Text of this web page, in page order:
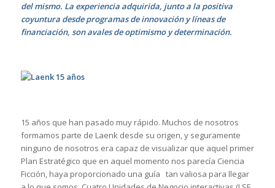
del mismo. La experiencia adquirida, junto a la positiva
coyuntura desde programas de innovación y líneas de
financiación, son avales de optimismo y determinación.
15 años que han pasado muy rápido. Muchos de nosotros
formamos parte de Laenk desde su origen, y seguramente
ninguno de nosotros era capaz de visualizar que aquel primer
Plan Estratégico que en aquel momento nos parecía Ciencia
Ficción, haya proporcionado una guía tan valiosa para llegar